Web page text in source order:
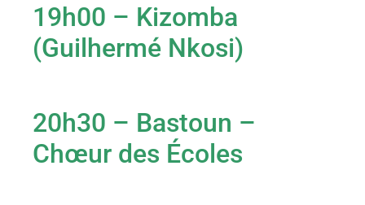
19h00 – Kizomba
(Guilhermé Nkosi)
20h30 – Bastoun –
Chœur des Écoles